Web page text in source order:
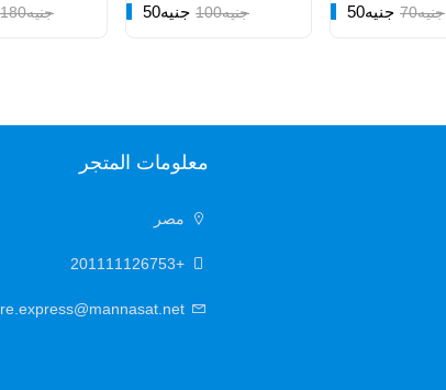
50جنيه 70جنيه 50جنيه 100جنيه 180جنيه
معلومات المتجر
مصر
+201111126753